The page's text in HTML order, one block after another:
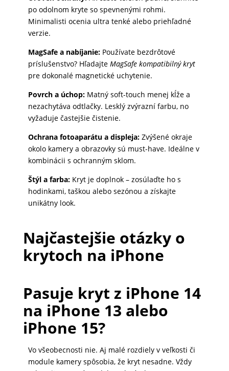
po odolnom kryte so spevnenými rohmi.
Minimalisti ocenia ultra tenké alebo priehľadné
verzie.
MagSafe a nabíjanie:Používate bezdrôtové
príslušenstvo? Hľadajte MagSafe kompatibilný kryt
pre dokonalé magnetické uchytenie.
Povrch a úchop:Matný soft-touch menej kĺže a
nezachytáva odtlačky. Lesklý zvýrazní farbu, no
vyžaduje častejšie čistenie.
Ochrana fotoaparátu a displeja:Zvýšené okraje
okolo kamery a obrazovky sú must-have. Ideálne v
kombinácii s ochranným sklom.
Štýl a farba:Kryt je doplnok – zosúlaďte ho s
hodinkami, taškou alebo sezónou a získajte
unikátny look.
Najčastejšie otázky o
krytoch na iPhone
Pasuje kryt z iPhone 14
na iPhone 13 alebo
iPhone 15?
Vo všeobecnosti nie. Aj malé rozdiely v veľkosti či
module kamery spôsobia, že kryt nesadne. Vždy